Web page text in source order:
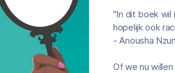
''In dit boek wil
hopelijk ook
- Anousha
Of we nu